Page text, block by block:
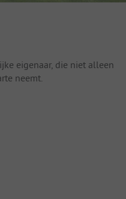
eigenaar, die niet alleen
neemt.